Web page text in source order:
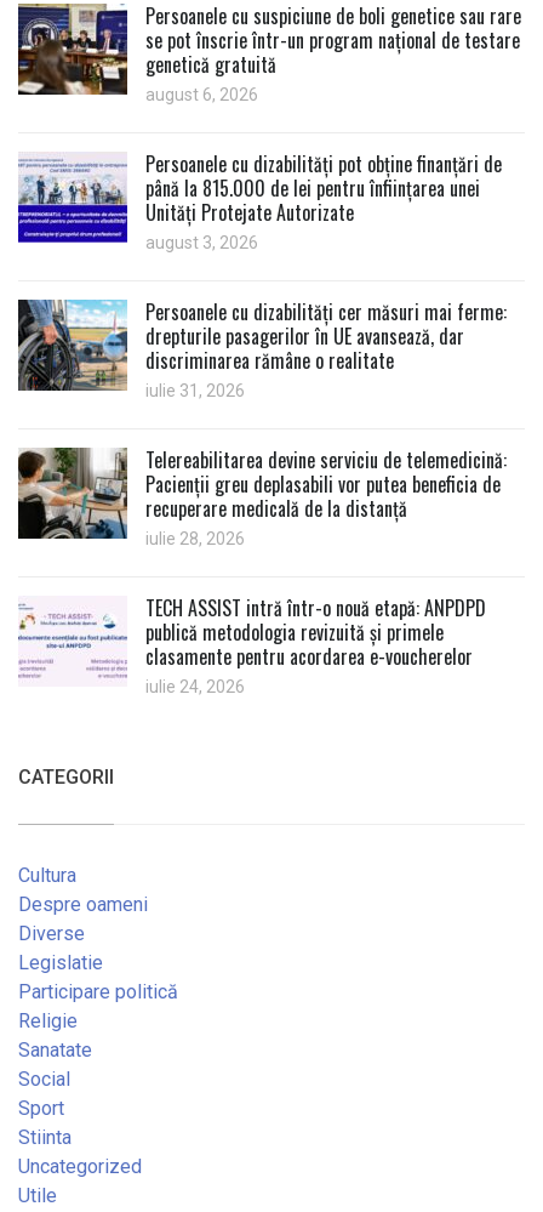
Persoanele cu suspiciune de boli genetice sau rare
se pot înscrie într-un program național de testare
genetică gratuită
august 6, 2026
Persoanele cu dizabilități pot obține finanțări de
până la 815.000 de lei pentru înființarea unei
Unități Protejate Autorizate
august 3, 2026
Persoanele cu dizabilități cer măsuri mai ferme:
drepturile pasagerilor în UE avansează, dar
discriminarea rămâne o realitate
iulie 31, 2026
Telereabilitarea devine serviciu de telemedicină:
Pacienții greu deplasabili vor putea beneficia de
recuperare medicală de la distanță
iulie 28, 2026
TECH ASSIST intră într-o nouă etapă: ANPDPD
publică metodologia revizuită și primele
clasamente pentru acordarea e-voucherelor
iulie 24, 2026
CATEGORII
Cultura
Despre oameni
Diverse
Legislatie
Participare politică
Religie
Sanatate
Social
Sport
Stiinta
Uncategorized
Utile